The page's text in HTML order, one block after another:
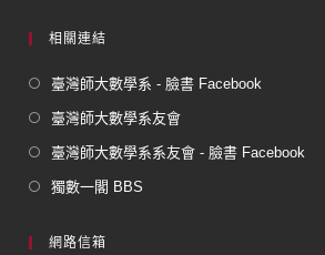
相關連結
臺灣師大數學系 - 臉書 Facebook
臺灣師大數學系友會
臺灣師大數學系系友會 - 臉書 Facebook
獨數一閣 BBS
網路信箱